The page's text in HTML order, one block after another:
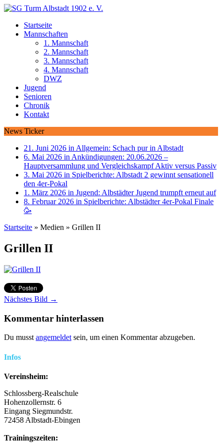
Startseite
Mannschaften
1. Mannschaft
2. Mannschaft
3. Mannschaft
4. Mannschaft
DWZ
Jugend
Senioren
Chronik
Kontakt
News Ticker
21. Juni 2026 in Allgemein: Schach pur in Albstadt
6. Mai 2026 in Ankündigungen: 20.06.2026 –
Hauptversammlung und Vergleichskampf Aktiv versus Passiv
3. Mai 2026 in Spielberichte: Albstadt 2 gewinnt sensationell
den 4er-Pokal
1. März 2026 in Jugend: Albstädter Jugend trumpft erneut auf
8. Februar 2026 in Spielberichte: Albstädter 4er-Pokal Finale
🥳
Startseite » Medien » Grillen II
Grillen II
Nächstes Bild →
Kommentar hinterlassen
Du musst angemeldet sein, um einen Kommentar abzugeben.
Infos
Vereinsheim:
Schlossberg-Realschule
Hohenzollernstr. 6
Eingang Siegmundstr.
72458 Albstadt-Ebingen
Trainingszeiten: